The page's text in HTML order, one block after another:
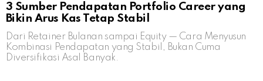
3 Sumber Pendapatan Portfolio Career yang
Bikin Arus Kas Tetap Stabil
Dari Retainer Bulanan sampai Equity — Cara Menyusun
Kombinasi Pendapatan yang Stabil, Bukan Cuma
Diversifikasi Asal Banyak.